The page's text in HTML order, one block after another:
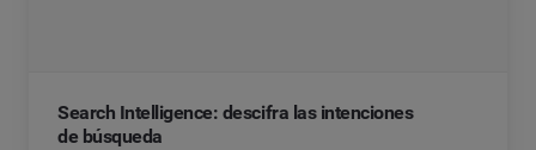
Search Intelligence: descifra las intenciones
de búsqueda